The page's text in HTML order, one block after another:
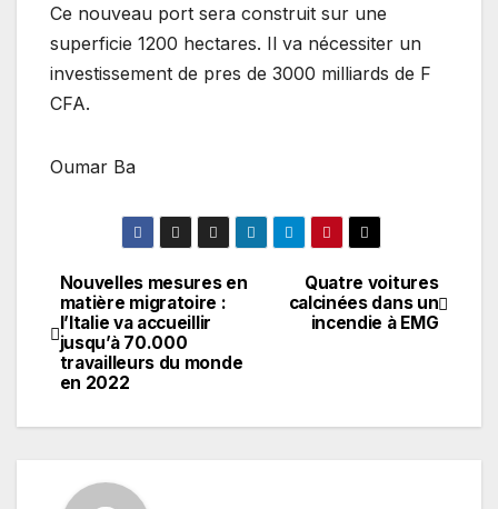
Ce nouveau port sera construit sur une
superficie 1200 hectares. Il va nécessiter un
investissement de pres de 3000 milliards de F
CFA.
Oumar Ba
Navigation
de
l’article
Quatre voitures
calcinées dans un
incendie à EMG
Nouvelles mesures en
matière migratoire :
l’Italie va accueillir
jusqu’à 70.000
travailleurs du monde
en 2022